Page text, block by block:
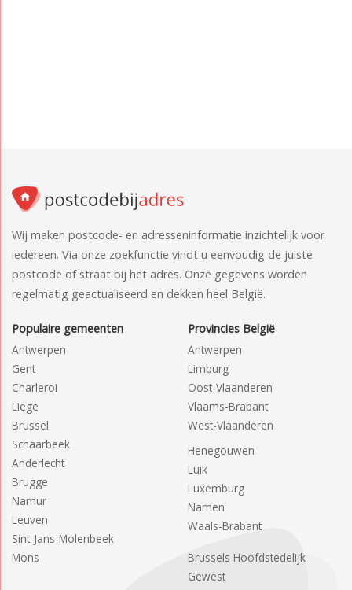
Wij maken postcode- en adresseninformatie inzichtelijk voor
iedereen. Via onze zoekfunctie vindt u eenvoudig de juiste
postcode of straat bij het adres. Onze gegevens worden
regelmatig geactualiseerd en dekken heel België.
Populaire gemeenten
Antwerpen
Gent
Charleroi
Liege
Brussel
Schaarbeek
Anderlecht
Brugge
Namur
Leuven
Sint-Jans-Molenbeek
Mons
Provincies België
Antwerpen
Limburg
Oost-Vlaanderen
Vlaams-Brabant
West-Vlaanderen
Henegouwen
Luik
Luxemburg
Namen
Waals-Brabant
Brussels Hoofdstedelijk
Gewest